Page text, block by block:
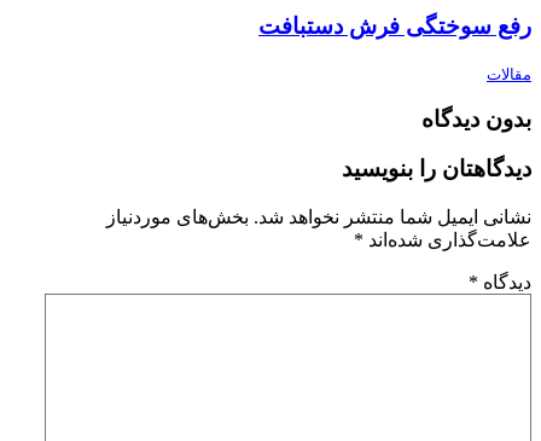
رفع سوختگی فرش دستبافت
مقالات
بدون دیدگاه
دیدگاهتان را بنویسید
نشانی ایمیل شما منتشر نخواهد شد. بخش‌های موردنیاز
علامت‌گذاری شده‌اند *
دیدگاه *